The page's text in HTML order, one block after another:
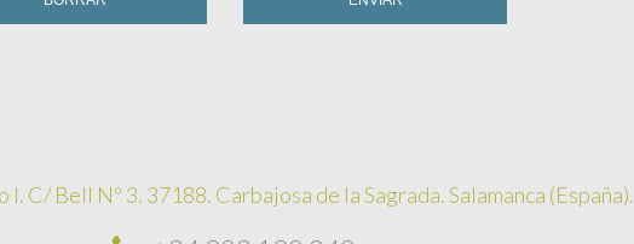
C/ Bell Nº 3. 37188. Carbajosa de la Sagrada. Salamanca (España).